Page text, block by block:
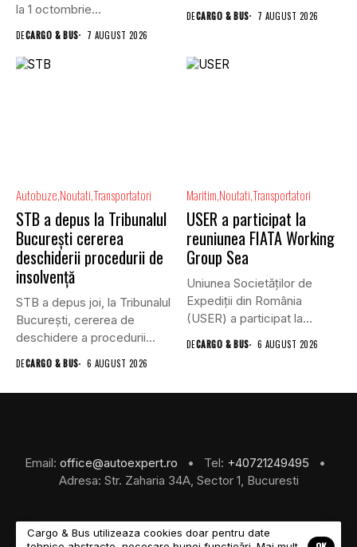
la 1 octombrie...
DECARGO & BUS 7 AUGUST 2026
DECARGO & BUS 7 AUGUST 2026
Autobuze NoutatiTransportatori
STB a depus la Tribunalul
București cererea
deschiderii procedurii de
insolvență
STB a depus joi, la Tribunalul
Bucureşti, cererea de
deschidere a procedurii...
DECARGO & BUS 6 AUGUST 2026
Maritim NoutatiTransportatori
USER a participat la
reuniunea FIATA Working
Group Sea
Uniunea Societăților de
Expediții din România
(USER) a participat la
reuniunea online...
DECARGO & BUS 6 AUGUST 2026
Email: office@autoexpert.ro • Tel: +40721249495
•
Adresa: Str. Zaharia 34A, Sector 1, Bucuresti
Cargo & Bus utilizeaza cookies doar pentru date